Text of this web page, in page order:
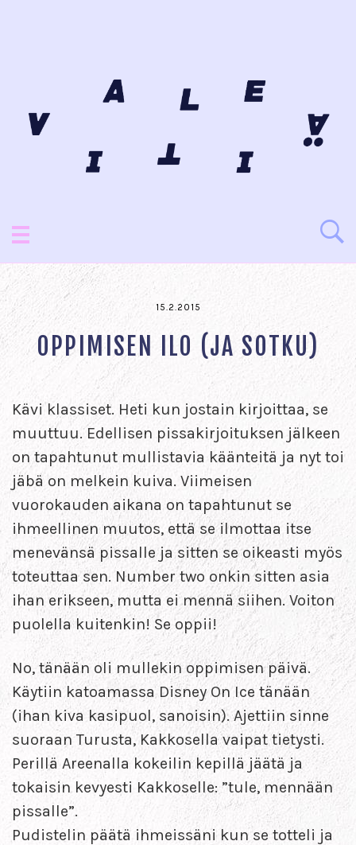
15.2.2015
OPPIMISEN ILO (JA SOTKU)
Kävi klassiset. Heti kun jostain kirjoittaa, se
muuttuu. Edellisen pissakirjoituksen jälkeen
on tapahtunut mullistavia käänteitä ja nyt toi
jäbä on melkein kuiva. Viimeisen
vuorokauden aikana on tapahtunut se
ihmeellinen muutos, että se ilmottaa itse
menevänsä pissalle ja sitten se oikeasti myös
toteuttaa sen. Number two onkin sitten asia
ihan erikseen, mutta ei mennä siihen. Voiton
puolella kuitenkin! Se oppii!
No, tänään oli mullekin oppimisen päivä.
Käytiin katoamassa Disney On Ice tänään
(ihan kiva kasipuol, sanoisin). Ajettiin sinne
suoraan Turusta, Kakkosella vaipat tietysti.
Perillä Areenalla kokeilin kepillä jäätä ja
tokaisin kevyesti Kakkoselle: ”tule, mennään
pissalle”.
Pudistelin päätä ihmeissäni kun se totteli ja